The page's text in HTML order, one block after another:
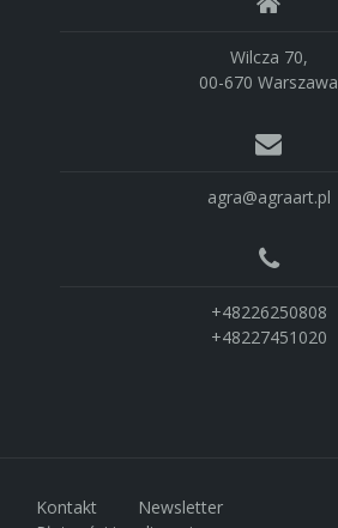
Wilcza 70,
00-670 Warszawa
agra@agraart.pl
+48226250808
+48227451020
Kontakt
Newsletter